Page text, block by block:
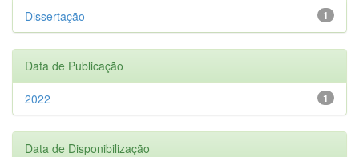
1
Dissertação
Data de Publicação
1
2022
Data de Disponibilização